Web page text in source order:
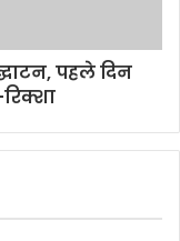
पहले दिन